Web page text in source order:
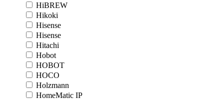
HiBREW
Hikoki
Hisense
Hisense
Hitachi
Hobot
HOBOT
HOCO
Holzmann
HomeMatic IP